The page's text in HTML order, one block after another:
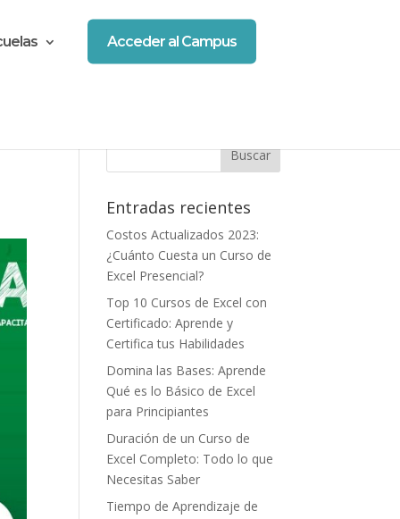
Acceder al Campus
Entradas recientes
Costos Actualizados 2023:
¿Cuánto Cuesta un Curso de
Excel Presencial?
Top 10 Cursos de Excel con
Certificado: Aprende y
Certifica tus Habilidades
Domina las Bases: Aprende
Qué es lo Básico de Excel
para Principiantes
Duración de un Curso de
Excel Completo: Todo lo que
Necesitas Saber
Tiempo de Aprendizaje de